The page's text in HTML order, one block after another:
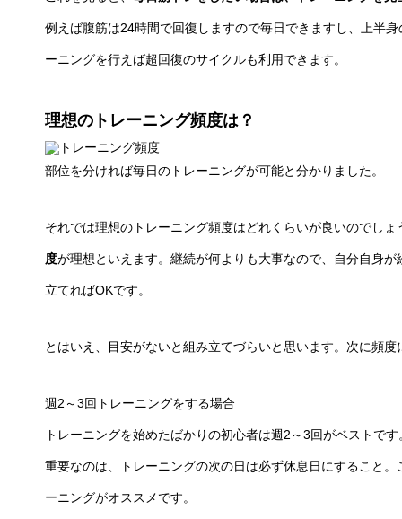
例えば腹筋は24時間で回復しますので毎日できますし、上半
ーニングを行えば超回復のサイクルも利用できます。
理想のトレーニング頻度は？
部位を分ければ毎日のトレーニングが可能と分かりました。
それでは理想のトレーニング頻度はどれくらいが良いのでしょ
度が理想といえます。継続が何よりも大事なので、自分自身
立てればOKです。
とはいえ、目安がないと組み立てづらいと思います。次に頻
週2～3回トレーニングをする場合
トレーニングを始めたばかりの初心者は週2～3回がベストです
重要なのは、トレーニングの次の日は必ず休息日にすること
ーニングがオススメです。